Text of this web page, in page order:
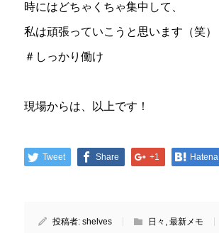
時にはどちゃくちゃ集中して、
私は頑張っていこうと思います（笑）
＃しっかり働け
現場からは、以上です！
Tweet Share +1 Hatena
投稿者: shelves 日々 , 最新メモ